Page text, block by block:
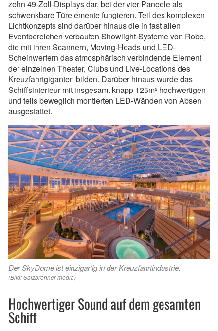
zehn 49-Zoll-Displays dar, bei der vier Paneele als
schwenkbare Türelemente fungieren. Teil des komplexen
Lichtkonzepts sind darüber hinaus die in fast allen
Eventbereichen verbauten Showlight-Systeme von Robe,
die mit ihren Scannern, Moving-Heads und LED-
Scheinwerfern das atmosphärisch verbindende Element
der einzelnen Theater, Clubs und Live-Locations des
Kreuzfahrtgiganten bilden. Darüber hinaus wurde das
Schiffsinterieur mit insgesamt knapp 125m² hochwertigen
und teils beweglich montierten LED-Wänden von Absen
ausgestattet.
Der SkyDome ist einzigartig in der Kreuzfahrtindustrie.
(Bild: Salzbrenner media)
Hochwertiger Sound auf dem gesamten
Schiff